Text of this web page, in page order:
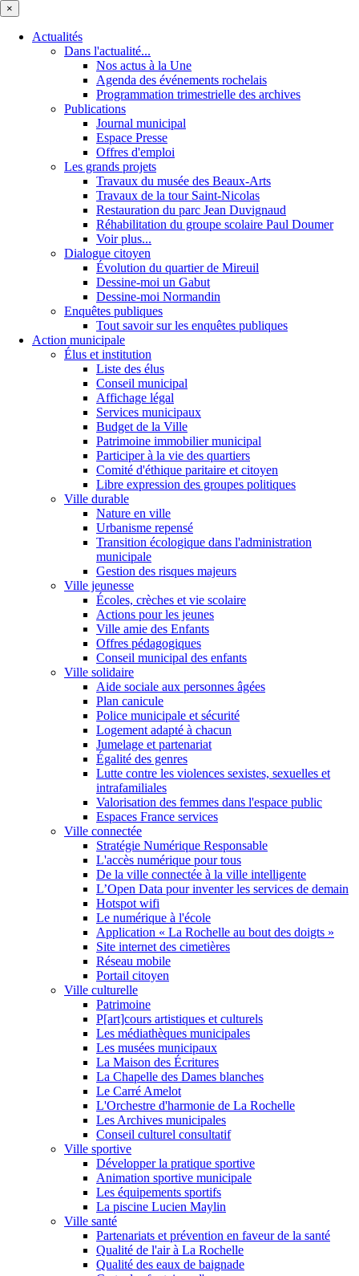
×
Actualités
Dans l'actualité...
Nos actus à la Une
Agenda des événements rochelais
Programmation trimestrielle des archives
Publications
Journal municipal
Espace Presse
Offres d'emploi
Les grands projets
Travaux du musée des Beaux-Arts
Travaux de la tour Saint-Nicolas
Restauration du parc Jean Duvignaud
Réhabilitation du groupe scolaire Paul Doumer
Voir plus...
Dialogue citoyen
Évolution du quartier de Mireuil
Dessine-moi un Gabut
Dessine-moi Normandin
Enquêtes publiques
Tout savoir sur les enquêtes publiques
Action municipale
Élus et institution
Liste des élus
Conseil municipal
Affichage légal
Services municipaux
Budget de la Ville
Patrimoine immobilier municipal
Participer à la vie des quartiers
Comité d'éthique paritaire et citoyen
Libre expression des groupes politiques
Ville durable
Nature en ville
Urbanisme repensé
Transition écologique dans l'administration
municipale
Gestion des risques majeurs
Ville jeunesse
Écoles, crèches et vie scolaire
Actions pour les jeunes
Ville amie des Enfants
Offres pédagogiques
Conseil municipal des enfants
Ville solidaire
Aide sociale aux personnes âgées
Plan canicule
Police municipale et sécurité
Logement adapté à chacun
Jumelage et partenariat
Égalité des genres
Lutte contre les violences sexistes, sexuelles et
intrafamiliales
Valorisation des femmes dans l'espace public
Espaces France services
Ville connectée
Stratégie Numérique Responsable
L'accès numérique pour tous
De la ville connectée à la ville intelligente
L’Open Data pour inventer les services de demain
Hotspot wifi
Le numérique à l'école
Application « La Rochelle au bout des doigts »
Site internet des cimetières
Réseau mobile
Portail citoyen
Ville culturelle
Patrimoine
P[art]cours artistiques et culturels
Les médiathèques municipales
Les musées municipaux
La Maison des Écritures
La Chapelle des Dames blanches
Le Carré Amelot
L'Orchestre d'harmonie de La Rochelle
Les Archives municipales
Conseil culturel consultatif
Ville sportive
Développer la pratique sportive
Animation sportive municipale
Les équipements sportifs
La piscine Lucien Maylin
Ville santé
Partenariats et prévention en faveur de la santé
Qualité de l'air à La Rochelle
Qualité des eaux de baignade